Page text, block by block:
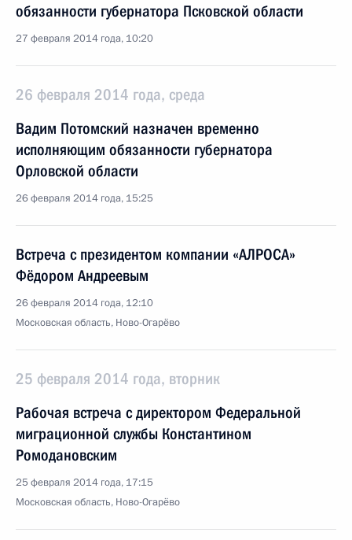
обязанности губернатора Псковской области
27 февраля 2014 года, 10:20
26 февраля 2014 года, среда
Вадим Потомский назначен временно
исполняющим обязанности губернатора
Орловской области
26 февраля 2014 года, 15:25
Встреча с президентом компании «АЛРОСА»
Фёдором Андреевым
26 февраля 2014 года, 12:10
Московская область, Ново-Огарёво
25 февраля 2014 года, вторник
Рабочая встреча с директором Федеральной
миграционной службы Константином
Ромодановским
25 февраля 2014 года, 17:15
Московская область, Ново-Огарёво